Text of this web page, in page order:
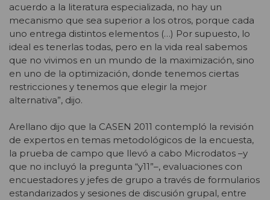
acuerdo a la literatura especializada, no hay un
mecanismo que sea superior a los otros, porque cada
uno entrega distintos elementos (…) Por supuesto, lo
ideal es tenerlas todas, pero en la vida real sabemos
que no vivimos en un mundo de la maximización, sino
en uno de la optimización, donde tenemos ciertas
restricciones y tenemos que elegir la mejor
alternativa”, dijo.
Arellano dijo que la CASEN 2011 contempló la revisión
de expertos en temas metodológicos de la encuesta,
la prueba de campo que llevó a cabo Microdatos –y
que no incluyó la pregunta “y11”–, evaluaciones con
encuestadores y jefes de grupo a través de formularios
estandarizados y sesiones de discusión grupal, entre